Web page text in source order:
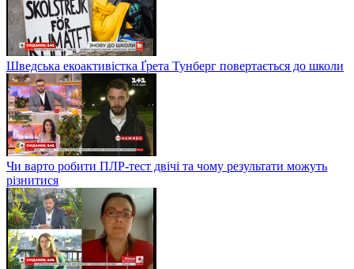
Шведська екоактивістка Ґрета Тунберг повертається до школи
Чи варто робити ПЛР-тест двічі та чому результати можуть
різнитися